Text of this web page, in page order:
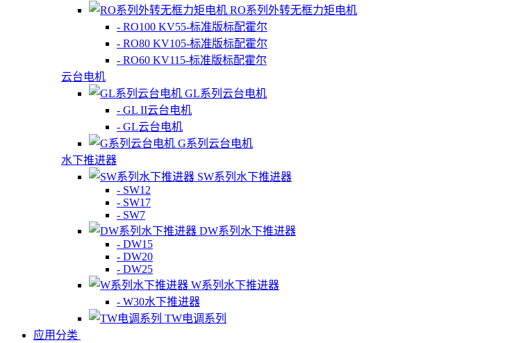
RO系列外转无框力矩电机
- RO100 KV55-标准版标配霍尔
- RO80 KV105-标准版标配霍尔
- RO60 KV115-标准版标配霍尔
云台电机
GL系列云台电机
- GL II云台电机
- GL云台电机
G系列云台电机
水下推进器
SW系列水下推进器
- SW12
- SW17
- SW7
DW系列水下推进器
- DW15
- DW20
- DW25
W系列水下推进器
- W30水下推进器
TW电调系列
应用分类